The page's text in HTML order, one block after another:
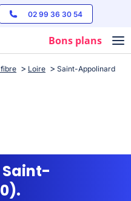
02 99 36 30 54
Bons plans
Loire Saint-Appolinard
Saint-